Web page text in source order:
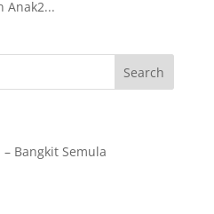
Anak2...
Bangkit Semula